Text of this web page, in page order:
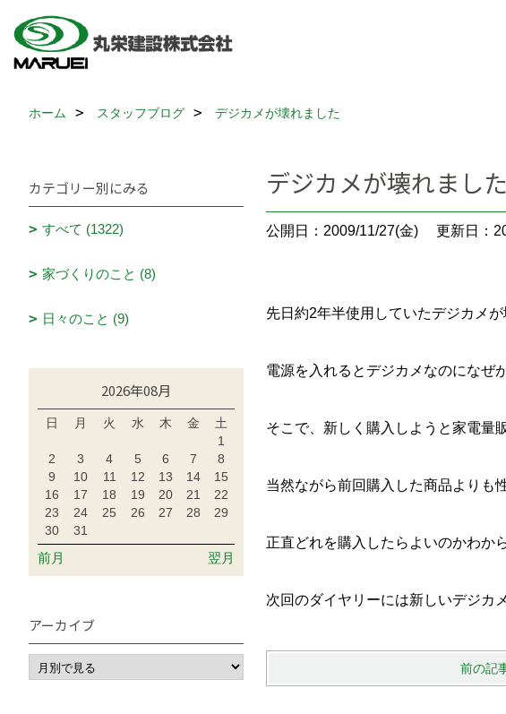
ホーム スタッフブログ デジカメが壊れました
デジカメが壊れました
公開日：2009/11/27(金) 更新日：
先日約2年半使用していたデジカメが
電源を入れるとデジカメなのになぜ
そこで、新しく購入しようと家電量
当然ながら前回購入した商品よりも
正直どれを購入したらよいのかわか
次回のダイヤリーには新しいデジカ
前の記
カテゴリー別にみる
すべて (1322)
家づくりのこと (8)
日々のこと (9)
2026年08月
日 月 火 水 木 金
土
1
2
3 4 5 6 7
8
9
10 11 12 13 14
15
16
17 18 19 20 21
22
23
24 25 26 27 28
29
30
31
前月 翌月
アーカイブ